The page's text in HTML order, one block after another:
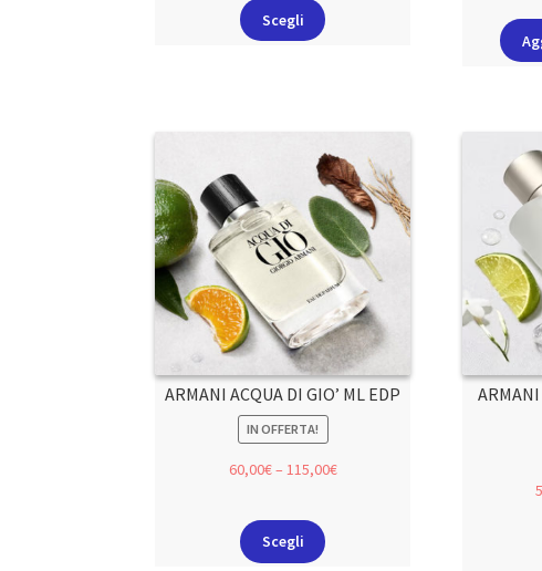
Scegli
ARMANI ACQUA DI GIO’ ML EDP
IN OFFERTA!
60,00€– 115,00€
Scegli
ARMANI